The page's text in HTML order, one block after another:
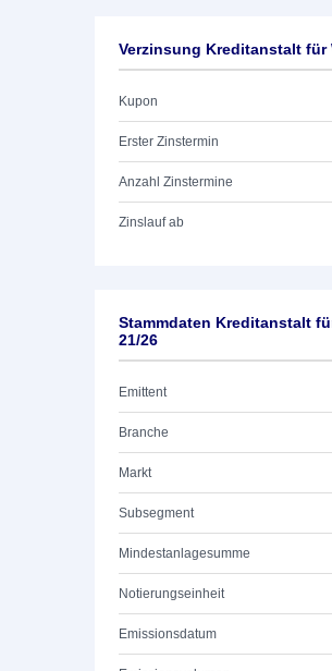
Verzinsung Kreditanstalt für
Kupon
Erster Zinstermin
Anzahl Zinstermine
Zinslauf ab
Stammdaten Kreditanstalt
21/26
Emittent
Branche
Markt
Subsegment
Mindestanlagesumme
Notierungseinheit
Emissionsdatum